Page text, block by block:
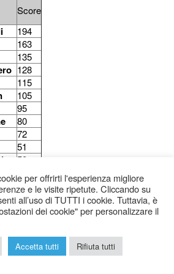
Score
194
163
135
128
115
105
95
80
72
51
50
Italiana Sudoku Puzzle |Chi siamo
Privacy
per offrirti l'esperienza migliore
e le visite ripetute. Cliccando su
all’uso di TUTTI i cookie. Tuttavia, è
dei cookie" per personalizzare il
Accetta tutti Rifiuta tutti